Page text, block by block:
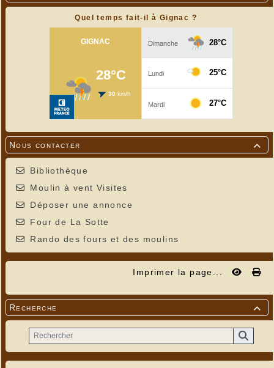
Quel temps fait-il à Gignac ?

Nous contacter
Bibliothèque
Moulin à vent Visites
Déposer une annonce
Four de La Sotte
Rando des fours et des moulins
Imprimer la page...

Recherche